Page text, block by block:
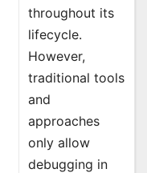
throughout its
lifecycle.
However,
traditional tools
and
approaches
only allow
debugging in